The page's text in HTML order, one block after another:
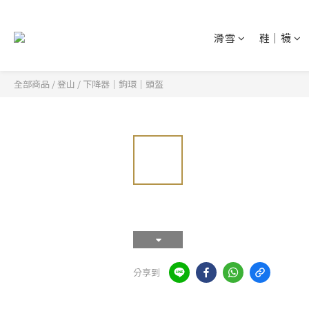
滑雪 鞋│襪
全部商品 / 登山 / 下降器│鉤環│頭盔
分享到